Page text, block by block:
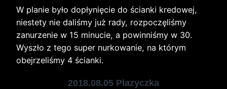
W planie było dopłynięcie do ścianki kredowej,
niestety nie daliśmy już rady, rozpoczęliśmy
zanurzenie w 15 minucie, a powinniśmy w 30.
Wyszło z tego super nurkowanie, na którym
obejrzeliśmy 4 ścianki.
2018.08.05 Plazyczka